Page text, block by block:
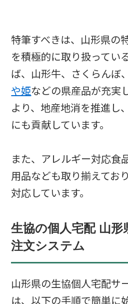
特筆すべきは、山形県の
を積極的に取り扱ってい
ば、山形牛、さくらんぼ
や姫などの県産品が充実
より、地産地消を推進し
にも貢献しています。
また、アレルギー対応食
用品なども取り揃えてお
対応しています。
生協の個人宅配 山形
注文システム
山形県の生協個人宅配サ
は、以下の手順で簡単に